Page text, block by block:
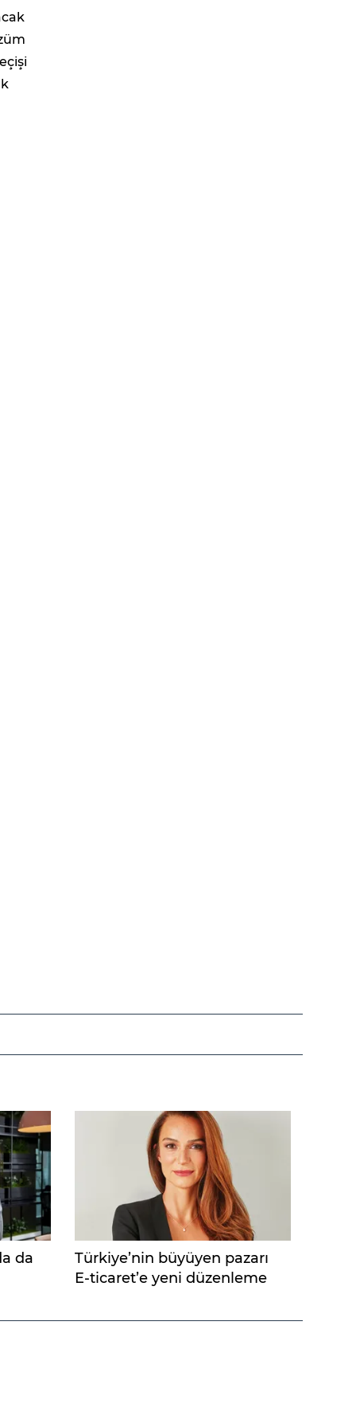
da
Türkiye’nin büyüyen pazarı
E-ticaret’e yeni düzenleme